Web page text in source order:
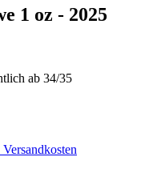
1 oz - 2025
ab 34/35